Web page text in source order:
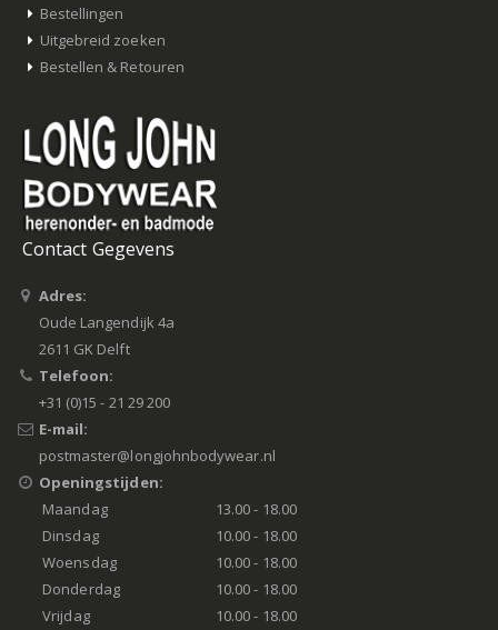
Bestellingen
Uitgebreid zoeken
Bestellen & Retouren
Contact Gegevens
Adres:
Oude Langendijk 4a
2611 GK Delft
Telefoon:
+31 (0)15 - 21 29 200
E-mail:
postmaster@longjohnbodywear.nl
Openingstijden:
Maandag
13.00 - 18.00
Dinsdag
10.00 - 18.00
Woensdag
10.00 - 18.00
Donderdag
10.00 - 18.00
Vrijdag
10.00 - 18.00